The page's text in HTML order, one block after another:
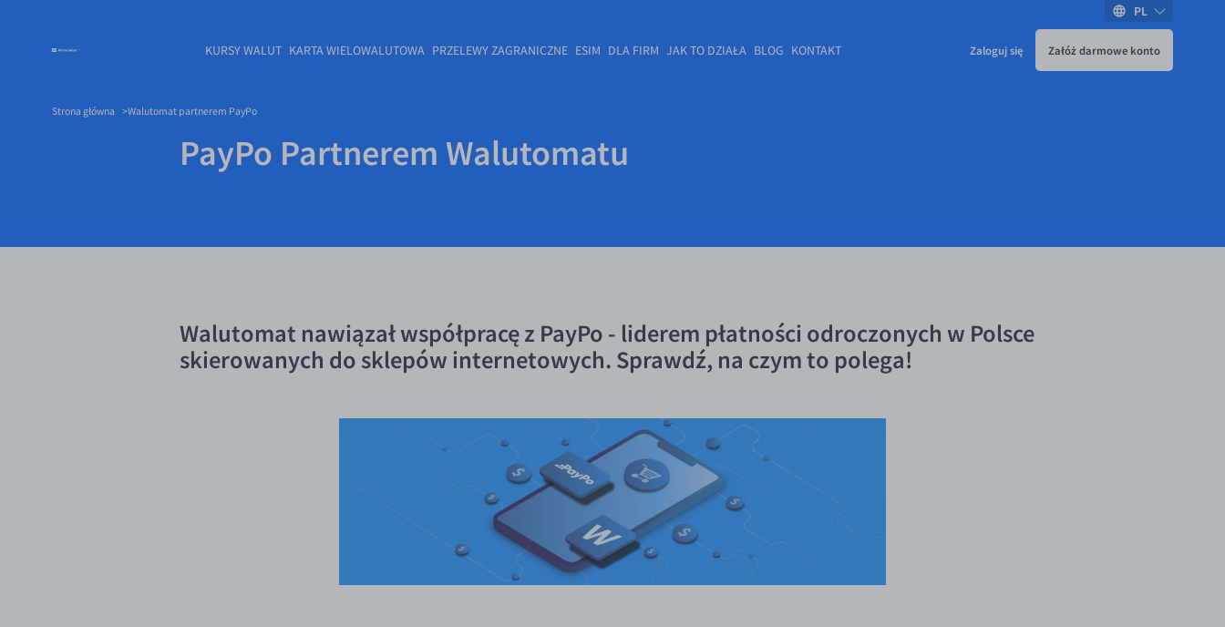
KURSY WALUT KARTA WIELOWALUTOWA PRZELEWY ZAGRANICZNE ESIM DLA FIRM JAK TO DZIAŁA BLOG KONTAKT Zaloguj się Załóż darmowe konto
PL
Strona główna Walutomat partnerem PayPo
PayPo Partnerem Walutomatu
Walutomat nawiązał współpracę z PayPo - liderem płatności odroczonych w Polsce
skierowanych do sklepów internetowych. Sprawdź, na czym to polega!